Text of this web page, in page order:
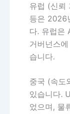
유럽 (신뢰
등은 2026
다. 유럽은
거버넌스
습니다.
중국 (속도
있습니다.
었으며, 물